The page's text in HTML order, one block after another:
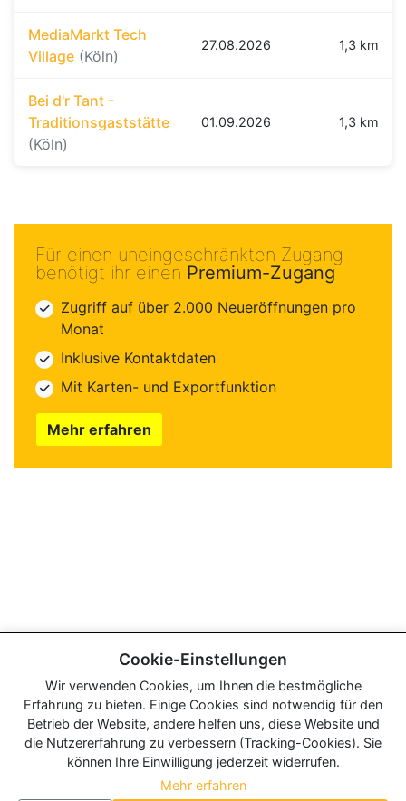
MediaMarkt Tech
Village (Köln)
27.08.2026 1,3 km
Bei d'r Tant -
Traditionsgaststätte
(Köln)
01.09.2026 1,3 km
Für einen uneingeschränkten Zugang
benötigt ihr einen Premium-Zugang
Zugriff auf über 2.000 Neueröffnungen pro
Monat
Inklusive Kontaktdaten
Mit Karten- und Exportfunktion
Mehr erfahren
Cookie-Einstellungen
Wir verwenden Cookies, um Ihnen die bestmögliche
Erfahrung zu bieten. Einige Cookies sind notwendig für den
Betrieb der Website, andere helfen uns, diese Website und
die Nutzererfahrung zu verbessern (Tracking-Cookies). Sie
können Ihre Einwilligung jederzeit widerrufen.
Mehr erfahren